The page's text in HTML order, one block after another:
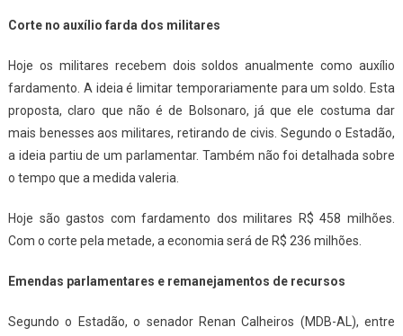
Corte no auxílio farda dos militares
Hoje os militares recebem dois soldos anualmente como auxílio
fardamento. A ideia é limitar temporariamente para um soldo. Esta
proposta, claro que não é de Bolsonaro, já que ele costuma dar
mais benesses aos militares, retirando de civis. Segundo o Estadão,
a ideia partiu de um parlamentar. Também não foi detalhada sobre
o tempo que a medida valeria.
Hoje são gastos com fardamento dos militares R$ 458 milhões.
Com o corte pela metade, a economia será de R$ 236 milhões.
Emendas parlamentares e remanejamentos de recursos
Segundo o Estadão, o senador Renan Calheiros (MDB-AL), entre